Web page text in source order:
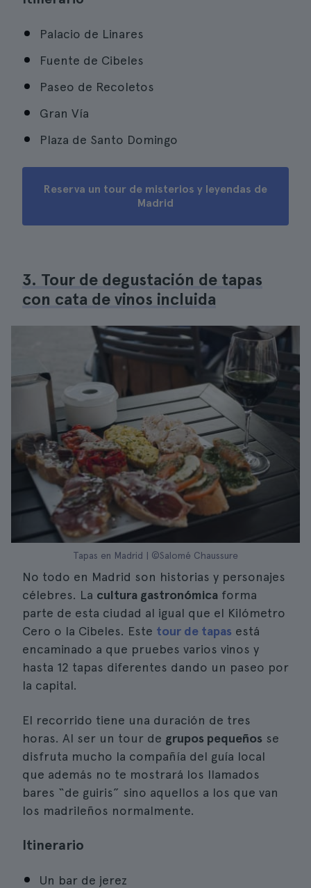
Palacio de Linares
Fuente de Cibeles
Paseo de Recoletos
Gran Vía
Plaza de Santo Domingo
Reserva un tour de misterios y leyendas de
Madrid
3. Tour de degustación de tapas
con cata de vinos incluida
Tapas en Madrid | ©Salomé Chaussure
No todo en Madrid son historias y personajes
célebres. La cultura gastronómica forma
parte de esta ciudad al igual que el Kilómetro
Cero o la Cibeles. Este tour de tapas está
encaminado a que pruebes varios vinos y
hasta 12 tapas diferentes dando un paseo por
la capital.
El recorrido tiene una duración de tres
horas. Al ser un tour de grupos pequeños se
disfruta mucho la compañía del guía local
que además no te mostrará los llamados
bares “de guiris” sino aquellos a los que van
los madrileños normalmente.
Itinerario
Un bar de jerez